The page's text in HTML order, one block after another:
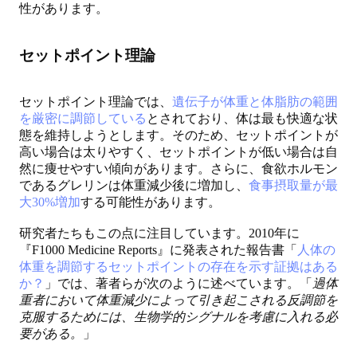
性があります。
セットポイント理論
セットポイント理論では、 遺伝子が体重と体脂肪の範囲
を厳密に調節している とされており、体は最も快適な状
態を維持しようとします。そのため、セットポイントが
高い場合は太りやすく、セットポイントが低い場合は自
然に痩せやすい傾向があります。さらに、食欲ホルモン
であるグレリンは体重減少後に増加し、 食事摂取量が最
大30%増加する可能性があります。
研究者たちもこの点に注目しています。2010年に
『F1000 Medicine Reports』に発表された報告書「 人体の
体重を調節するセットポイントの存在を示す証拠はある
か？ 」では、著者らが次のように述べています。「 過体
重者において体重減少によって引き起こされる反調節を
克服するためには、生物学的シグナルを考慮に入れる必
要がある。
」